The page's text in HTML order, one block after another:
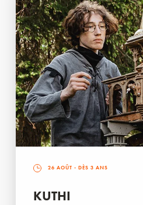
26 AOÛT - DÈS 3 ANS
KUTHI